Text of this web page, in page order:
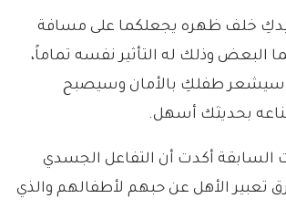
خلف ظهره يجعلكما على مسافة
البعض وذلك له التأثير نفسه تماماً،
سيشعر طفلكِ بالأمان وسيصبح
بحديثك أسهل.
السابقة أكدت أن التفاعل الجسدي
تعبير الأهل عن حبهم لأطفالهم والذي